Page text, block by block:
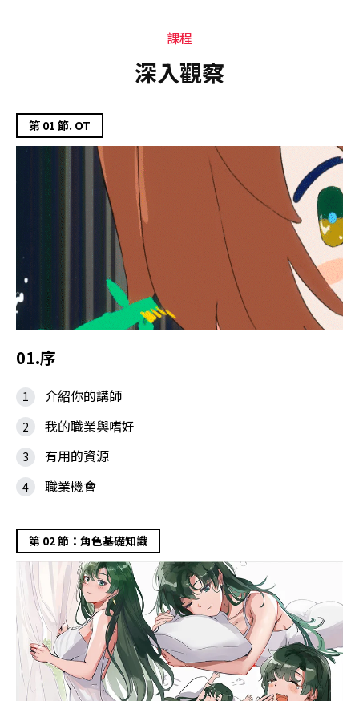
課程
深入觀察
第 01 節. OT
01.序
介紹你的講師
我的職業與嗜好
有用的資源
職業機會
第 02 節：角色基礎知識